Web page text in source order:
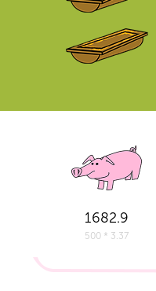
1682.9
500 * 3.37